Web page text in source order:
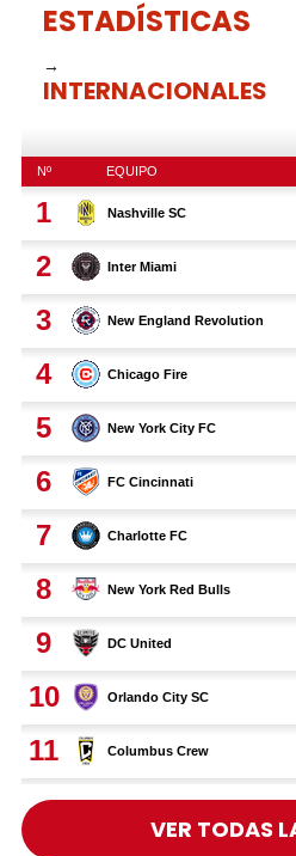
ESTADÍSTICAS
→
INTERNACIONALES
VER TODAS